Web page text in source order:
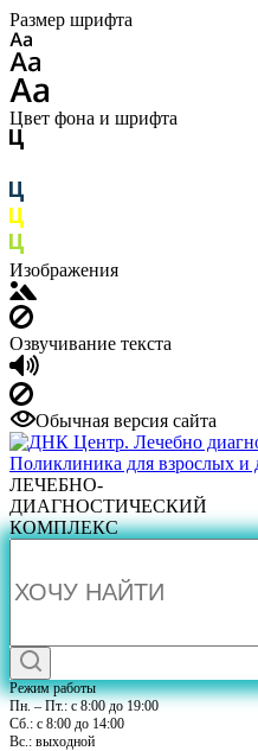
Размер шрифта
Цвет фона и шрифта
Изображения
Озвучивание текста
Обычная версия сайта
ЛЕЧЕБНО-
ДИАГНОСТИЧЕСКИЙ
КОМПЛЕКС
Режим работы
Пн. – Пт.: с 8:00 до 19:00
Сб.: с 8:00 до 14:00
Вс.: выходной